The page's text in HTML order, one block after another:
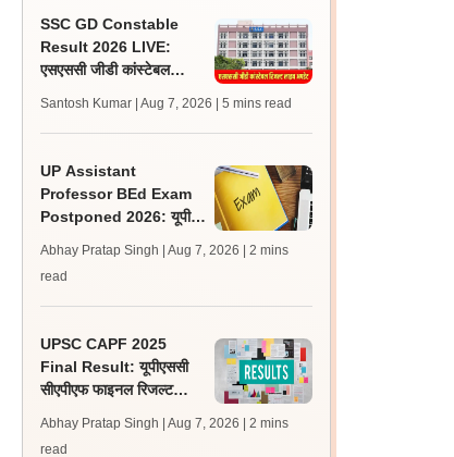
SSC GD Constable
Result 2026 LIVE:
एसएससी जीडी कांस्टेबल
लेटेस्ट अपडेट, स्कोरकार्ड लिंक
Santosh Kumar | Aug 7, 2026 | 5 mins read
UP Assistant
Professor BEd Exam
Postponed 2026: यूपी
स्थगित, नई तिथि बाद में
Abhay Pratap Singh | Aug 7, 2026
| 2 mins
read
UPSC CAPF 2025
Final Result: यूपीएससी
सीएपीएफ फाइनल रिजल्ट
350 अभ्यर्थी चयनित
Abhay Pratap Singh | Aug 7, 2026
| 2 mins
read